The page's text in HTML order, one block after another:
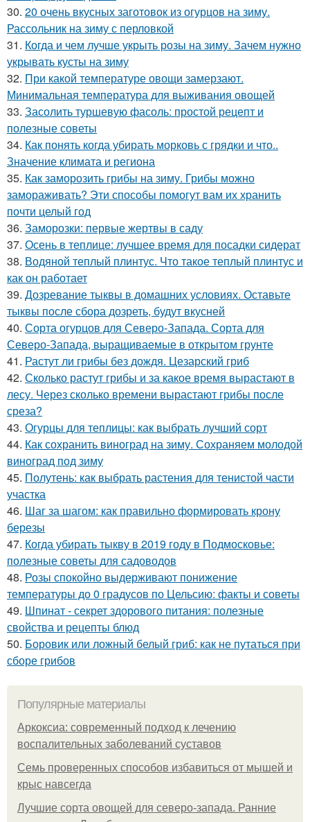
30. 20 очень вкусных заготовок из огурцов на зиму.
Рассольник на зиму с перловкой
31. Когда и чем лучше укрыть розы на зиму. Зачем нужно
укрывать кусты на зиму
32. При какой температуре овощи замерзают.
Минимальная температура для выживания овощей
33. Засолить туршевую фасоль: простой рецепт и
полезные советы
34. Как понять когда убирать морковь с грядки и что..
Значение климата и региона
35. Как заморозить грибы на зиму. Грибы можно
замораживать? Эти способы помогут вам их хранить
почти целый год
36. Заморозки: первые жертвы в саду
37. Осень в теплице: лучшее время для посадки сидерат
38. Водяной теплый плинтус. Что такое теплый плинтус и
как он работает
39. Дозревание тыквы в домашних условиях. Оставьте
тыквы после сбора дозреть, будут вкусней
40. Сорта огурцов для Северо-Запада. Сорта для
Северо-Запада, выращиваемые в открытом грунте
41. Растут ли грибы без дождя. Цезарский гриб
42. Сколько растут грибы и за какое время вырастают в
лесу. Через сколько времени вырастают грибы после
среза?
43. Огурцы для теплицы: как выбрать лучший сорт
44. Как сохранить виноград на зиму. Сохраняем молодой
виноград под зиму
45. Полутень: как выбрать растения для тенистой части
участка
46. Шаг за шагом: как правильно формировать крону
березы
47. Когда убирать тыкву в 2019 году в Подмосковье:
полезные советы для садоводов
48. Розы спокойно выдерживают понижение
температуры до 0 градусов по Цельсию: факты и советы
49. Шпинат - секрет здорового питания: полезные
свойства и рецепты блюд
50. Боровик или ложный белый гриб: как не путаться при
сборе грибов
Популярные материалы
Аркоксиа: современный подход к лечению
воспалительных заболеваний суставов
Семь проверенных способов избавиться от мышей и
крыс навсегда
Лучшие сорта овощей для северо-запада. Ранние